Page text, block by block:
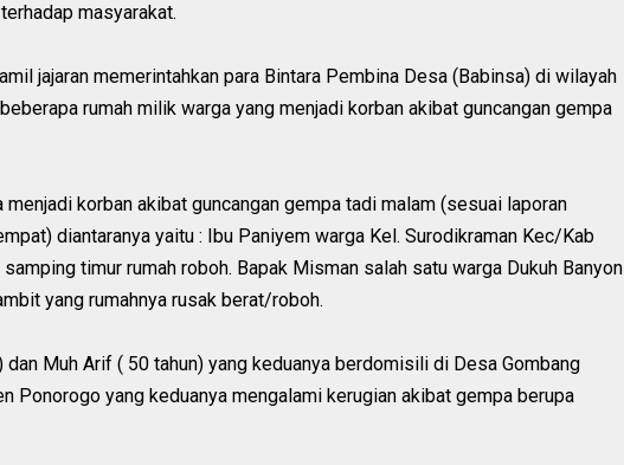
masyarakat.
jajaran memerintahkan para Bintara Pembina Desa (Babinsa) di wilayah
rumah milik warga yang menjadi korban akibat guncangan gempa
menjadi korban akibat guncangan gempa tadi malam (sesuai laporan
diantaranya yaitu : Ibu Paniyem warga Kel. Surodikraman Kec/Kab
timur rumah roboh. Bapak Misman salah satu warga Dukuh Banyon
yang rumahnya rusak berat/roboh.
dan Muh Arif ( 50 tahun) yang keduanya berdomisili di Desa Gombang
Ponorogo yang keduanya mengalami kerugian akibat gempa berupa